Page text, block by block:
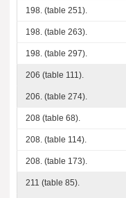
198. (table 251).
198. (table 263).
198. (table 297).
206 (table 111).
206. (table 274).
208 (table 68).
208. (table 114).
208. (table 173).
211 (table 85).